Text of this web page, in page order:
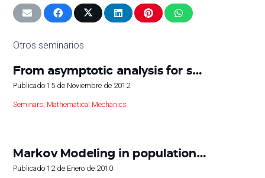
Otros seminarios
From asymptotic analysis for s…
Publicado15 de Noviembre de 2012
Seminars Mathematical Mechanics
Markov Modeling in population…
Publicado12 de Enero de 2010